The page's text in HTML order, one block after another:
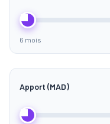
6 mois
Apport (MAD)